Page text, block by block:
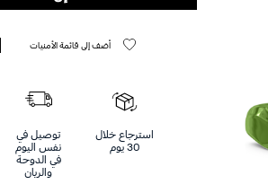
أضف إلى قائمة الأمنيات
استرجاع خلال
30 يوم
توصيل في
نفس اليوم
في الدوحة
والريان